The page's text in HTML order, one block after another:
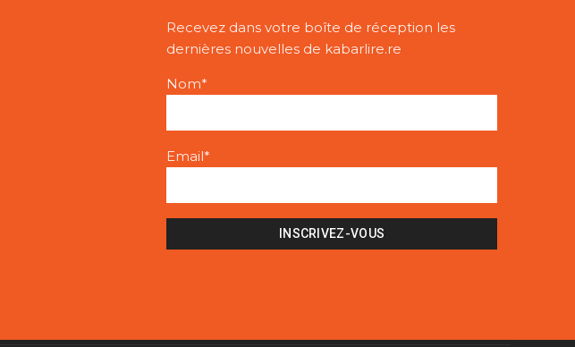
Recevez dans votre boîte de réception les
dernières nouvelles de kabarlire.re
Nom*
Email*